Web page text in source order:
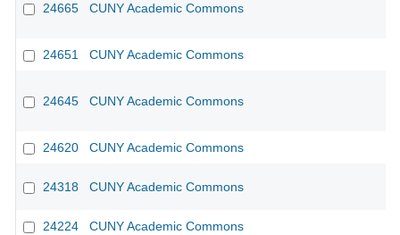
24665 CUNY Academic Commons
24651 CUNY Academic Commons
24645 CUNY Academic Commons
24620 CUNY Academic Commons
24318 CUNY Academic Commons
24224 CUNY Academic Commons